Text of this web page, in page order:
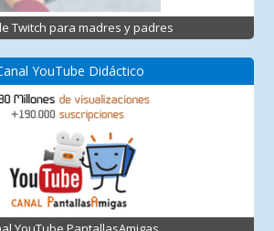
Twitch para madres y padres
YouTube Didáctico